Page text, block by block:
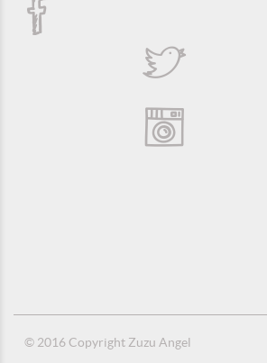
© 2016 Copyright Zuzu Angel